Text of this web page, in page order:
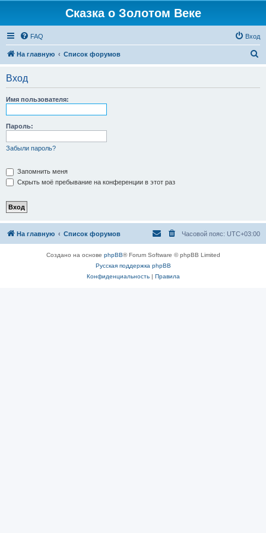
Сказка о Золотом Веке
FAQ Вход
На главную Список форумов
Вход
Имя пользователя:
Пароль:
Забыли пароль?
Запомнить меня
Скрыть моё пребывание на конференции в этот раз
На главную Список форумов Часовой пояс: UTC+03:00
Создано на основе phpBB® Forum Software © phpBB Limited
Русская поддержка phpBB
Конфиденциальность| Правила